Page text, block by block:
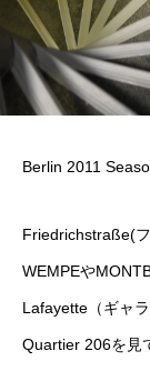
Berlin 2011
Friedrichstraße(
WEMPEや
Lafayette（ギャ
Quartier 206を見